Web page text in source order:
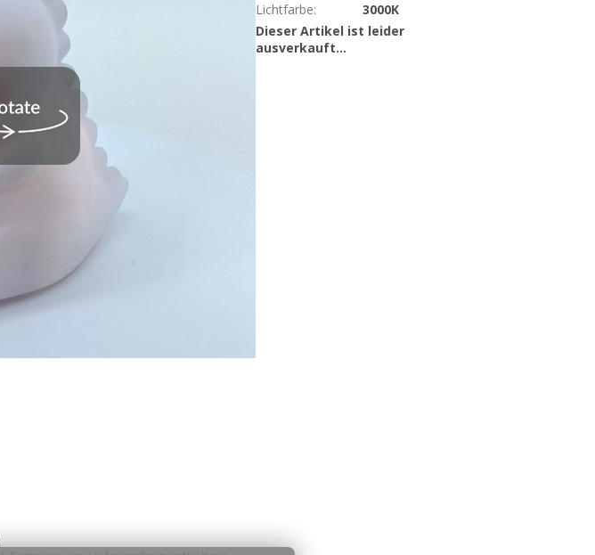
Lichtfarbe:
3000K
Dieser Artikel ist leider
ausverkauft…